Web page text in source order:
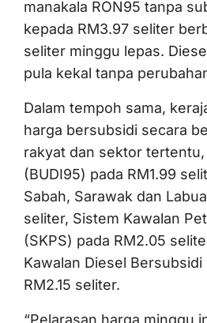
manakala RON95 tanpa
kepada RM3.97 seliter
seliter minggu lepas.
pula kekal tanpa
Dalam tempoh sama,
harga bersubsidi secara
rakyat dan sektor
(BUDI95) pada RM1.99
Sabah, Sarawak dan
seliter, Sistem Kawalan
(SKPS) pada RM2.05
Kawalan Diesel Bersubsidi
RM2.15 seliter.
“Pelarasan harga minggu